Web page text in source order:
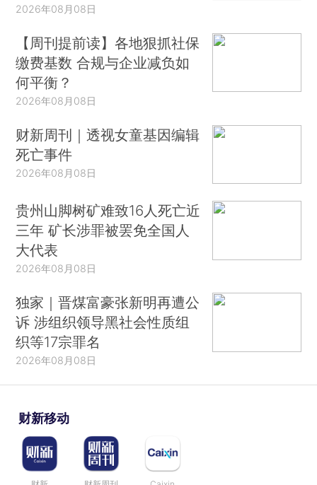
2026年08月08日
【周刊提前读】各地狠抓社保
缴费基数 合规与企业减负如
何平衡？
2026年08月08日
财新周刊｜透视女童基因编辑
死亡事件
2026年08月08日
贵州山脚树矿难致16人死亡近
三年 矿长涉罪被罢免全国人
大代表
2026年08月08日
独家｜晋煤富豪张新明再遭公
诉 涉组织领导黑社会性质组
织等17宗罪名
2026年08月08日
财新移动